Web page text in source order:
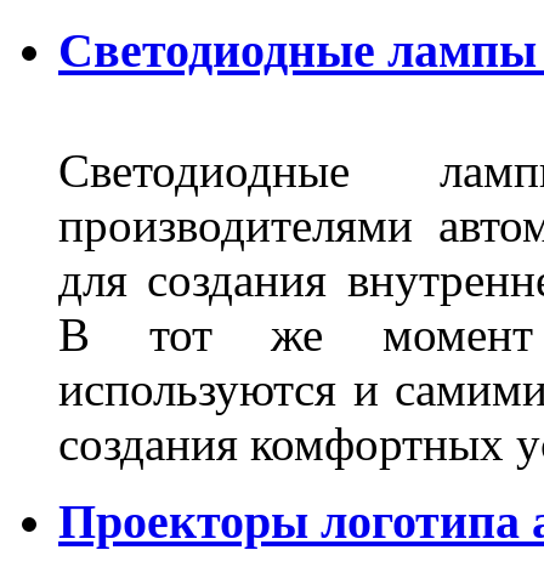
Светодиодные
Светодиодные
производителями
для создания
В тот же момент
используются и
создания комфортных
Проекторы логотипа